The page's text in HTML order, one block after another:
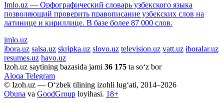
Imlo.uz — Орфографический словарь узбекского языка
позволяющий проверить правописание узбекских слов на
латинице и кириллице. В базе более 87 000 слов.
imlo.uz
ibora.uz salsa.uz skripka.uz slovo.uz television.uz vatt.uz iboralar.uz
resumes.uz havo.uz
Izoh.uz saytining bazasida jami 36 175 ta so‘z bor
Aloqa Telegram
© Izoh.uz — O‘zbek tilining izohli lug‘ati, 2014–2026
Obuna va GoodGroup loyihasi. 18+